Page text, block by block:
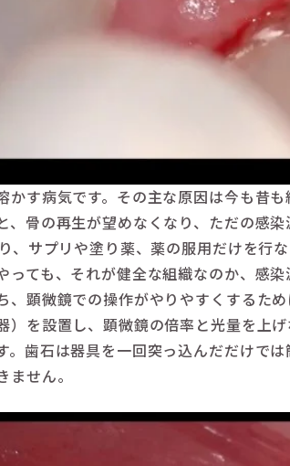
かす病気です。その主な原因は今も昔
、骨の再生が望めなくなり、ただの感
、サプリや塗り薬、薬の服用だけを行
っても、それが健全な組織なのか、感
、顕微鏡での操作がやりやすくするた
）を設置し、顕微鏡の倍率と光量を上
。歯石は器具を一回突っ込んだだけで
せん。